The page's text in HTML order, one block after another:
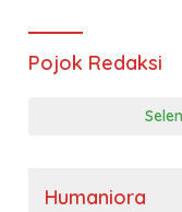
Pojok Redaksi
Humaniora